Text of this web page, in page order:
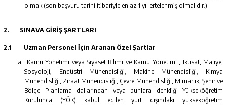
olmak (son başvuru tarihi itibariyle en az 1 yıl ertelenmiş olmalıdır.)
2. SINAVA GİRİŞ ŞARTLARI
2.1
Uzman Personel İçin Aranan Özel Şartlar
Kamu Yönetimi veya Siyaset Bilimi ve Kamu Yönetimi , İktisat, Maliye,
Sosyoloji, Endüstri Mühendisliği, Makine Mühendisliği, Kimya
Mühendisliği, Ziraat Mühendisliği, Çevre Mühendisliği, Mimarlık, Şehir ve
Bölge Planlama dallarından veya bunlara denkliği Yükseköğretim
Kurulunca (YÖK) kabul edilen yurt dışındaki yükseköğretim